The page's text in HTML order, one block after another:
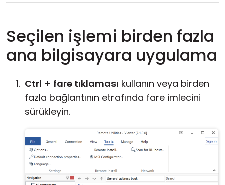
Seçilen işlemi birden fazla
ana bilgisayara uygulama
Ctrl + fare tıklaması kullanın veya birden
fazla bağlantının etrafında fare imlecini
sürükleyin.